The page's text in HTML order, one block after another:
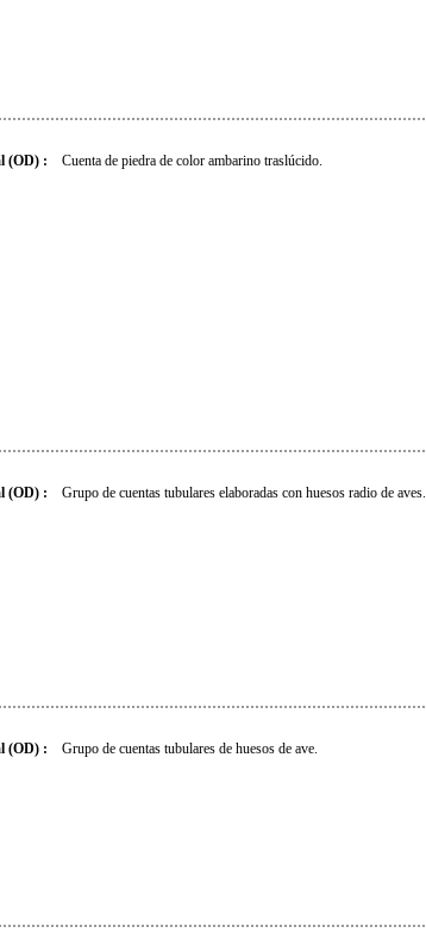
(OD) :
Cuenta de piedra de color ambarino traslúcido.
(OD) :
Grupo de cuentas tubulares elaboradas con huesos radio de aves.
(OD) :
Grupo de cuentas tubulares de huesos de ave.